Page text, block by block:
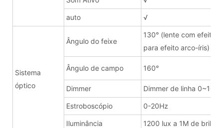
auto √
Sistema
óptico
Ângulo do feixe
130° (lente com efeito
para efeito arco-íris)
Ângulo de campo 160°
Dimmer Dimmer de linha
Estroboscópio 0-20Hz
Iluminância 1200 lux a 1M de brilho